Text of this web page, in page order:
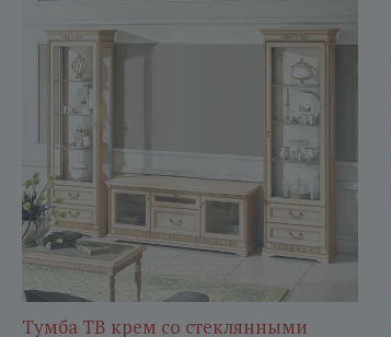
Тумба ТВ крем со стеклянными